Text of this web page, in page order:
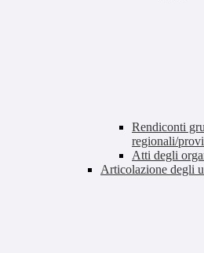
Rendiconti
regionali/
Atti degli
Articolazione degli